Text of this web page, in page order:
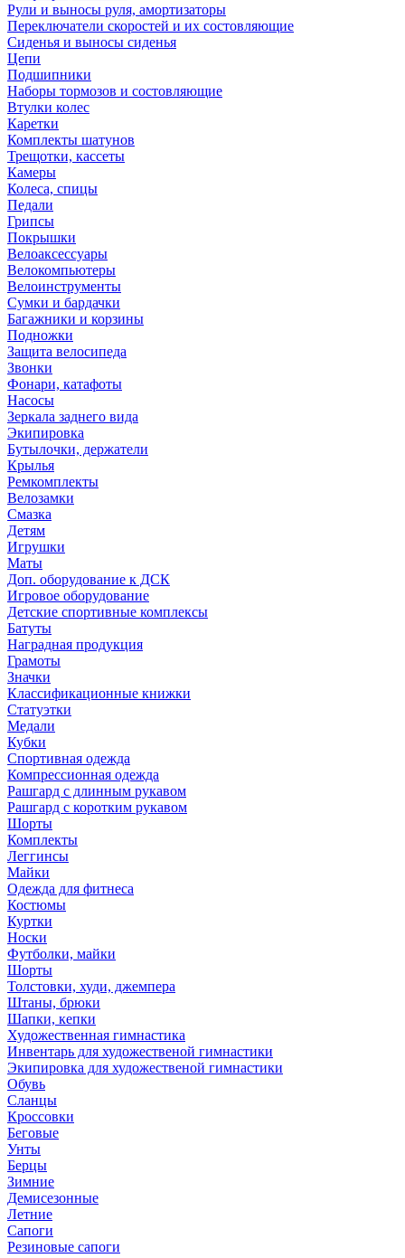
Рули и выносы руля, амортизаторы
Переключатели скоростей и их состовляющие
Сиденья и выносы сиденья
Цепи
Подшипники
Наборы тормозов и состовляющие
Втулки колес
Каретки
Комплекты шатунов
Трещотки, кассеты
Камеры
Колеса, спицы
Педали
Грипсы
Покрышки
Велоаксессуары
Велокомпьютеры
Велоинструменты
Сумки и бардачки
Багажники и корзины
Подножки
Защита велосипеда
Звонки
Фонари, катафоты
Насосы
Зеркала заднего вида
Экипировка
Бутылочки, держатели
Крылья
Ремкомплекты
Велозамки
Смазка
Детям
Игрушки
Маты
Доп. оборудование к ДСК
Игровое оборудование
Детские спортивные комплексы
Батуты
Наградная продукция
Грамоты
Значки
Классификационные книжки
Статуэтки
Медали
Кубки
Спортивная одежда
Компрессионная одежда
Рашгард с длинным рукавом
Рашгард с коротким рукавом
Шорты
Комплекты
Леггинсы
Майки
Одежда для фитнеса
Костюмы
Куртки
Носки
Футболки, майки
Шорты
Толстовки, худи, джемпера
Штаны, брюки
Шапки, кепки
Художественная гимнастика
Инвентарь для художественой гимнастики
Экипировка для художественой гимнастики
Обувь
Сланцы
Кроссовки
Беговые
Унты
Берцы
Зимние
Демисезонные
Летние
Сапоги
Резиновые сапоги